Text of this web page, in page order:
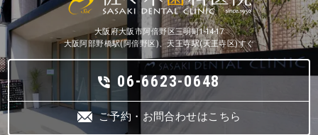
大阪府大阪市阿倍野区三明町1-14-17
大阪阿部野橋駅(阿倍野区)、天王寺駅(天王寺区)すぐ
06-6623-0648
ご予約・お問合わせはこちら